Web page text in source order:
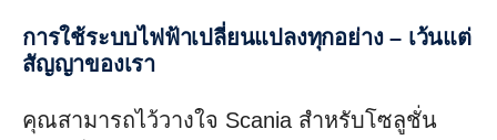
การใช้ระบบไฟฟ้าเปลี่ยนแปลงทุกอย่าง – เว้นแต่
สัญญาของเรา
คุณสามารถไว้วางใจ Scania สำหรับโซลูชั่น